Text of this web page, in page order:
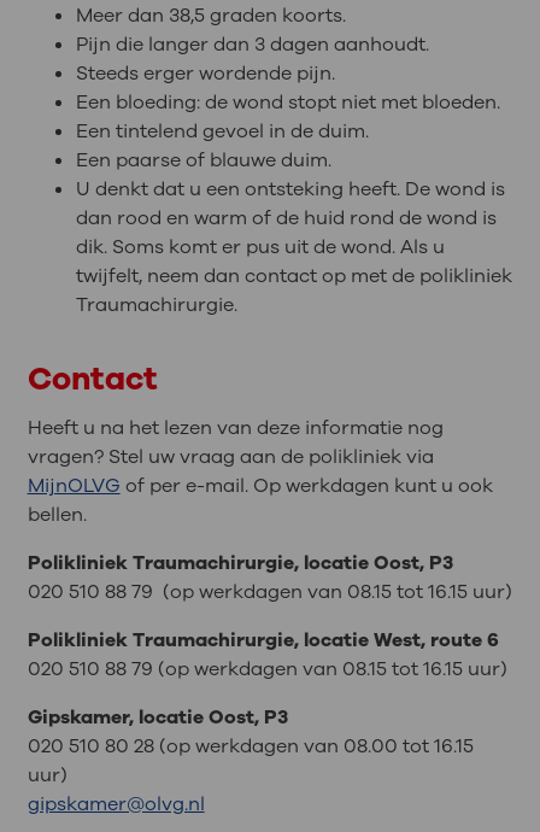
Meer dan 38,5 graden koorts.
Pijn die langer dan 3 dagen aanhoudt.
Steeds erger wordende pijn.
Een bloeding: de wond stopt niet met bloeden.
Een tintelend gevoel in de duim.
Een paarse of blauwe duim.
U denkt dat u een ontsteking heeft. De wond is
dan rood en warm of de huid rond de wond is
dik. Soms komt er pus uit de wond. Als u
twijfelt, neem dan contact op met de polikliniek
Traumachirurgie.
Contact
Heeft u na het lezen van deze informatie nog
vragen? Stel uw vraag aan de polikliniek via
MijnOLVG of per e-mail. Op werkdagen kunt u ook
bellen.
Polikliniek Traumachirurgie, locatie Oost, P3
020 510 88 79 (op werkdagen van 08.15 tot 16.15 uur)
Polikliniek Traumachirurgie, locatie West, route 6
020 510 88 79 (op werkdagen van 08.15 tot 16.15 uur)
Gipskamer, locatie Oost, P3
020 510 80 28 (op werkdagen van 08.00 tot 16.15
uur)
gipskamer@olvg.nl